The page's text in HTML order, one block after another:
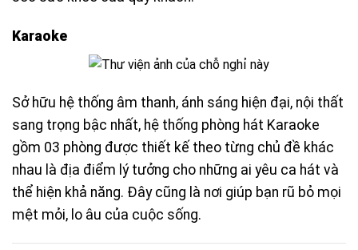
Karaoke
Sở hữu hệ thống âm thanh, ánh sáng hiện đại, nội thất
sang trọng bậc nhất, hệ thống phòng hát Karaoke
gồm 03 phòng được thiết kế theo từng chủ đề khác
nhau là địa điểm lý tưởng cho những ai yêu ca hát và
thể hiện khả năng. Đây cũng là nơi giúp bạn rũ bỏ mọi
mệt mỏi, lo âu của cuộc sống.